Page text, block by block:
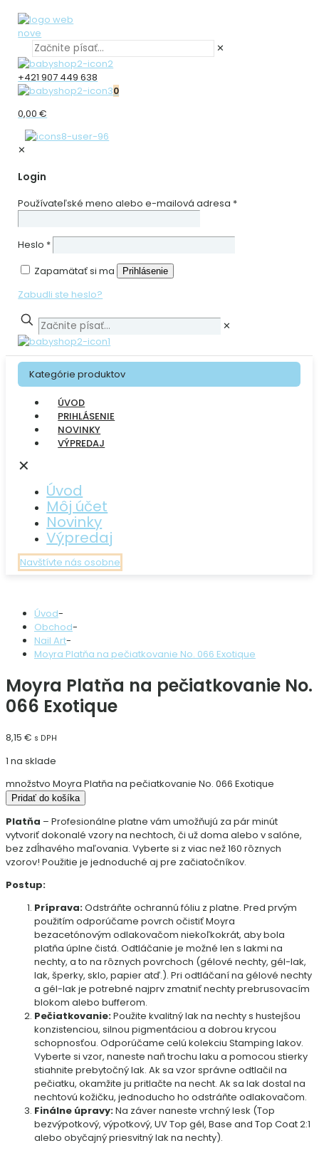
✕
+421 907 449 638
0
0,00 €
✕
Login
Používateľské meno alebo e-mailová adresa *
Heslo *
Zapamätať si ma
Prihlásenie
Zabudli ste heslo?
✕
Kategórie produktov
ÚVOD
PRIHLÁSENIE
NOVINKY
VÝPREDAJ
✕
Úvod
Môj účet
Novinky
Výpredaj
Navštívte nás osobne
Úvod-
Obchod-
Nail Art-
Moyra Platňa na pečiatkovanie No. 066 Exotique
Moyra Platňa na pečiatkovanie No.
066 Exotique
8,15 € s DPH
1 na sklade
množstvo Moyra Platňa na pečiatkovanie No. 066 Exotique
Pridať do košíka
Platňa – Profesionálne platne vám umožňujú za pár minút
vytvoriť dokonalé vzory na nechtoch, či už doma alebo v salóne,
bez zdĺhavého maľovania. Vyberte si z viac než 160 rôznych
vzorov! Použitie je jednoduché aj pre začiatočníkov.
Postup:
Príprava:Odstráňte ochrannú fóliu z platne. Pred prvým
použitím odporúčame povrch očistiť Moyra
bezacetónovým odlakovačom niekoľkokrát, aby bola
platňa úplne čistá. Odtláčanie je možné len s lakmi na
nechty, a to na rôznych povrchoch (gélové nechty, gél-lak,
lak, šperky, sklo, papier atď.). Pri odtláčaní na gélové nechty
a gél-lak je potrebné najprv zmatniť nechty prebrusovacím
blokom alebo bufferom.
Pečiatkovanie:Použite kvalitný lak na nechty s hustejšou
konzistenciou, silnou pigmentáciou a dobrou krycou
schopnosťou. Odporúčame celú kolekciu Stamping lakov.
Vyberte si vzor, naneste naň trochu laku a pomocou stierky
stiahnite prebytočný lak. Ak sa vzor správne odtlačil na
pečiatku, okamžite ju pritlačte na necht. Ak sa lak dostal na
nechtovú kožičku, jednoducho ho odstráňte odlakovačom.
Finálne úpravy:Na záver naneste vrchný lesk (Top
bezvýpotkový, výpotkový, UV Top gél, Base and Top Coat 2:1
alebo obyčajný priesvitný lak na nechty).